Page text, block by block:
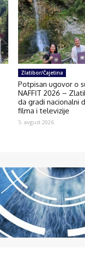
Zlatibor/Čajetina
Potpisan ugovor o
NAFFIT 2026 –
da gradi nacionalni
filma i televizije
5. avgust 2026.